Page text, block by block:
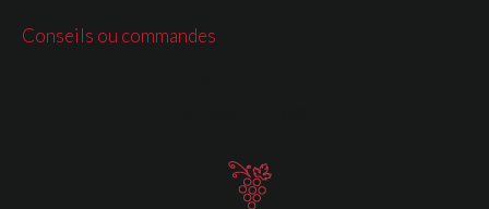
Conseils ou commandes